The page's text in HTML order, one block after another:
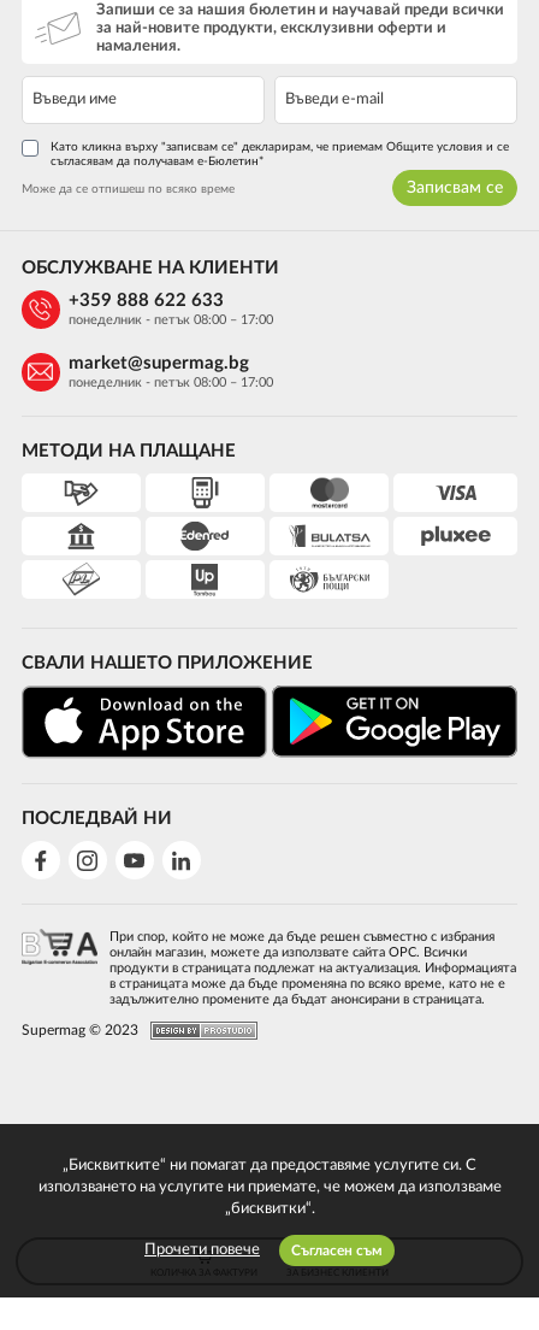
Запиши се за нашия бюлетин и научавай преди всички
за най-новите продукти, ексклузивни оферти и
намаления.
Като кликна върху "записвам се" декларирам, че приемам Общите условия и се
съгласявам да получавам е-Бюлетин*
Може да се отпишеш по всяко време Записвам се
МЕТОДИ НА ПЛАЩАНЕ
СВАЛИ НАШЕТО ПРИЛОЖЕНИЕ
ПОСЛЕДВАЙ НИ
ОБСЛУЖВАНЕ НА КЛИЕНТИ
+359 888 622 633
понеделник - петък 08:00 – 17:00
market@supermag.bg
понеделник - петък 08:00 – 17:00
При спор, който не може да бъде решен съвместно с избрания
онлайн магазин, можете да използвате сайта ОРС. Всички
продукти в страницата подлежат на актуализация. Информацията
в страницата може да бъде променяна по всяко време, като не е
задължително промените да бъдат анонсирани в страницата.
Supermag © 2023
„Бисквитките“ ни помагат да предоставяме услугите си. С
използването на услугите ни приемате, че можем да използваме
„бисквитки“.
Прочети повече Съгласен съм